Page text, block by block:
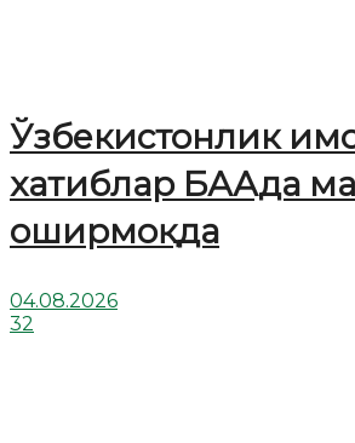
Ўзбекистонлик
хатиблар БААда
оширмоқда
04.08.2026
32